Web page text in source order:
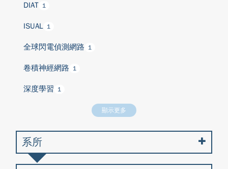
DIAT 1
ISUAL 1
全球閃電偵測網路 1
卷積神經網路 1
深度學習 1
顯示更多
系所